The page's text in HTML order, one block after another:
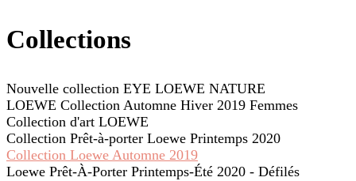
Collections
Nouvelle collection EYE LOEWE NATURE
LOEWE Collection Automne Hiver 2019 Femmes
Collection d'art LOEWE
Collection Prêt-à-porter Loewe Printemps 2020
Collection Loewe Automne 2019
Loewe Prêt-À-Porter Printemps-Été 2020 - Défilés